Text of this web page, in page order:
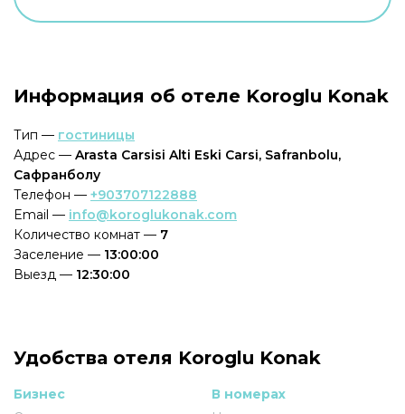
Информация об отеле Koroglu Konak
Тип — гостиницы
Адрес — Arasta Carsisi Alti Eski Carsi, Safranbolu,
Сафранболу
Телефон — +903707122888
Email — info@koroglukonak.com
Количество комнат — 7
Заселение — 13:00:00
Выезд — 12:30:00
Удобства отеля Koroglu Konak
Бизнес
В номерах